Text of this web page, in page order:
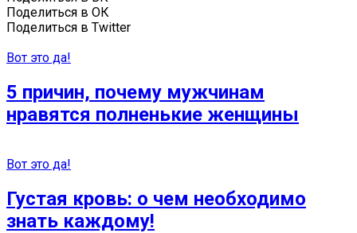
Поделиться в ОК
Поделиться в Twitter
Вот это да!
5 причин, почему мужчинам
нравятся полненькие женщины
Вот это да!
Густая кровь: о чем необходимо
знать каждому!